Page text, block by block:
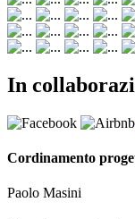
In
Cordinamento
Paolo Masini